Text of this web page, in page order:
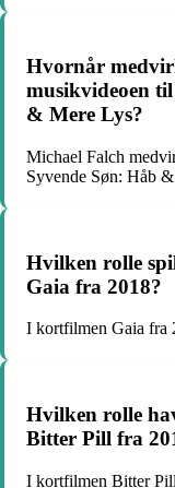
Hvornår
musikvideoen
& Mere Lys?
Michael Falch
Syvende Søn: Håb
Hvilken rolle
Gaia fra 2018?
I kortfilmen Gaia fra
Hvilken rolle
Bitter Pill fra
I kortfilmen Bitter